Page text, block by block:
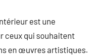
est une
ceux qui souhaitent
en œuvres artistiques.